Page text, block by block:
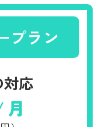
プラン
応
月